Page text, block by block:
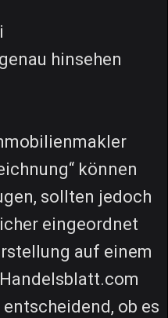
hinsehen
können
sollten jedoch
eingeordnet
auf einem
ob es